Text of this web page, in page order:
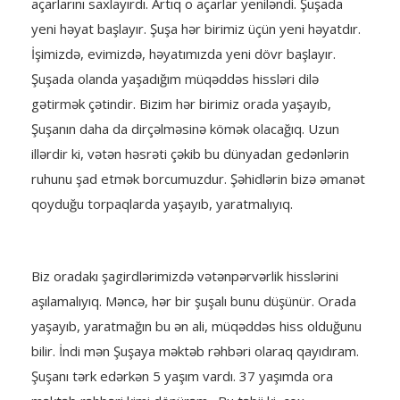
açarlarını saxlayırdı. Artıq o açarlar yeniləndi. Şuşada
yeni həyat başlayır. Şuşa hər birimiz üçün yeni həyatdır.
İşimizdə, evimizdə, həyatımızda yeni dövr başlayır.
Şuşada olanda yaşadığım müqəddəs hissləri dilə
gətirmək çətindir. Bizim hər birimiz orada yaşayıb,
Şuşanın daha da dirçəlməsinə kömək olacağıq. Uzun
illərdir ki, vətən həsrəti çəkib bu dünyadan gedənlərin
ruhunu şad etmək borcumuzdur. Şəhidlərin bizə əmanət
qoyduğu torpaqlarda yaşayıb, yaratmalıyıq.
Biz oradakı şagirdlərimizdə vətənpərvərlik hisslərini
aşılamalıyıq. Məncə, hər bir şuşalı bunu düşünür. Orada
yaşayıb, yaratmağın bu ən ali, müqəddəs hiss olduğunu
bilir. İndi mən Şuşaya məktəb rəhbəri olaraq qayıdıram.
Şuşanı tərk edərkən 5 yaşım vardı. 37 yaşımda ora